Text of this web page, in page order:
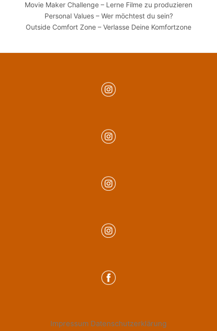
Movie Maker Challenge – Lerne Filme zu produzieren
Personal Values – Wer möchtest du sein?
Outside Comfort Zone – Verlasse Deine Komfortzone
Impressum Datenschutzerklärung